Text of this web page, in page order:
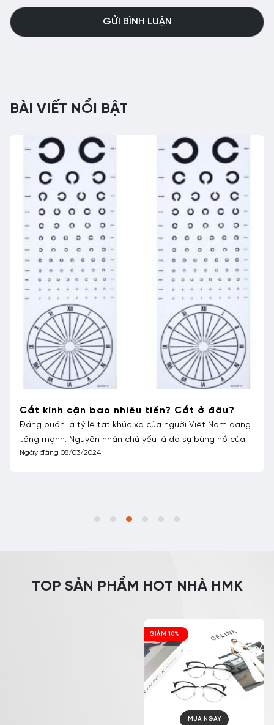
BÀI VIẾT NỔI BẬT
Thay gọng kính có giữ lại tròng cũ được
không?
Thay kính áp tròng là giải pháp được nhiều người lựa
chọn khi kính áp tròng còn hạn sử dụng. Vấn đề duy nhất
Ngày đăng 11/04/2024
TOP SẢN PHẨM HOT NHÀ HMK
GIẢM 18%
MUA NGAY